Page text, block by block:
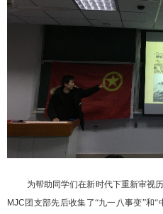
为帮助同学们在新时代下重新审视
MJC 团支部先后收集了“九一八事变”和